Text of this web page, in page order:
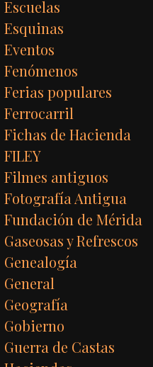
Escuelas
Esquinas
Eventos
Fenómenos
Ferias populares
Ferrocarril
Fichas de Hacienda
FILEY
Filmes antiguos
Fotografía Antigua
Fundación de Mérida
Gaseosas y Refrescos
Genealogía
General
Geografía
Gobierno
Guerra de Castas